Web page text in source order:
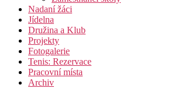
Nadaní žáci
Jídelna
Družina a Klub
Projekty
Fotogalerie
Tenis: Rezervace
Pracovní místa
Archiv